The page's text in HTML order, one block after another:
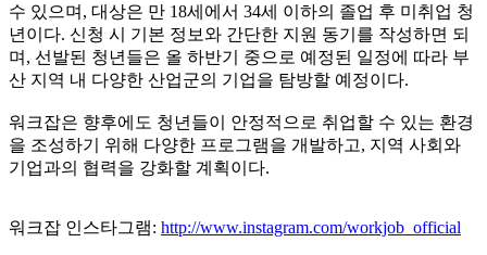
수 있으며, 대상은 만 18세에서 34세 이하의 졸업 후 미취업 청
년이다. 신청 시 기본 정보와 간단한 지원 동기를 작성하면 되
며, 선발된 청년들은 올 하반기 중으로 예정된 일정에 따라 부
산 지역 내 다양한 산업군의 기업을 탐방할 예정이다.
워크잡은 향후에도 청년들이 안정적으로 취업할 수 있는 환경
을 조성하기 위해 다양한 프로그램을 개발하고, 지역 사회와
기업과의 협력을 강화할 계획이다.
워크잡 인스타그램: http://www.instagram.com/workjob_official